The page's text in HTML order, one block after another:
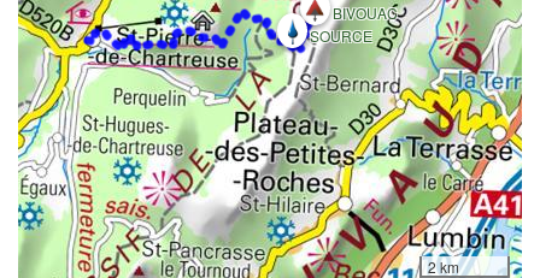
BIVOUAC
SOURCE
2 km